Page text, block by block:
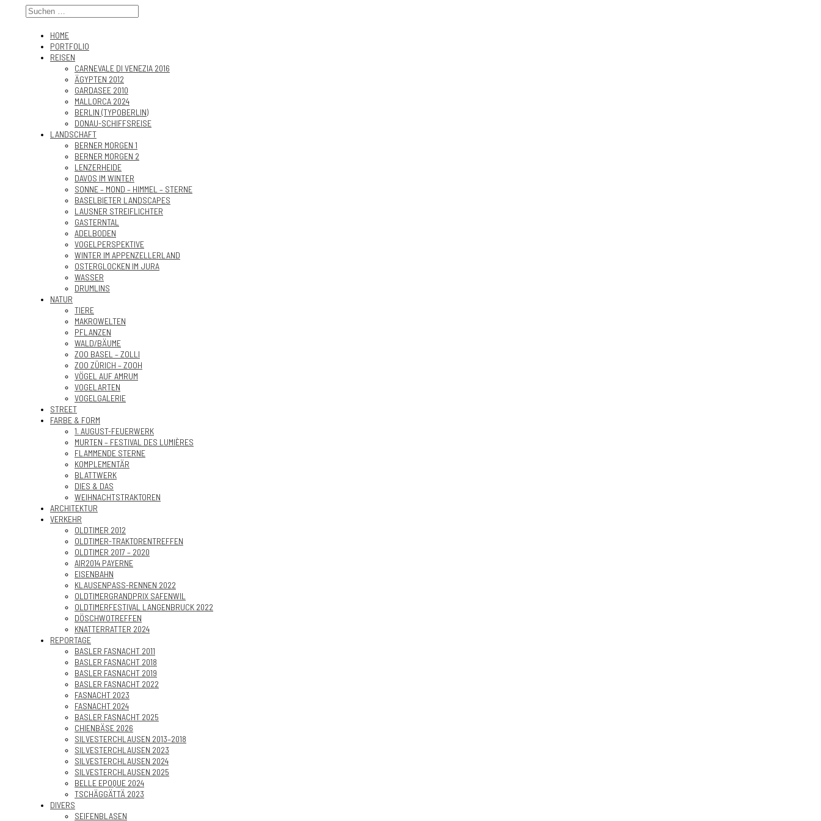
HOME
PORTFOLIO
REISEN
CARNEVALE DI VENEZIA 2016
ÄGYPTEN 2012
GARDASEE 2010
MALLORCA 2024
BERLIN (TYPOBERLIN)
DONAU-SCHIFFSREISE
LANDSCHAFT
BERNER MORGEN 1
BERNER MORGEN 2
LENZERHEIDE
DAVOS IM WINTER
SONNE – MOND – HIMMEL – STERNE
BASELBIETER LANDSCAPES
LAUSNER STREIFLICHTER
GASTERNTAL
ADELBODEN
VOGELPERSPEKTIVE
WINTER IM APPENZELLERLAND
OSTERGLOCKEN IM JURA
WASSER
DRUMLINS
NATUR
TIERE
MAKROWELTEN
PFLANZEN
WALD/BÄUME
ZOO BASEL – ZOLLI
ZOO ZÜRICH – ZOOH
VÖGEL AUF AMRUM
VOGELARTEN
VOGELGALERIE
STREET
FARBE & FORM
1. AUGUST-FEUERWERK
MURTEN – FESTIVAL DES LUMIÈRES
FLAMMENDE STERNE
KOMPLEMENTÄR
BLATTWERK
DIES & DAS
WEIHNACHTSTRAKTOREN
ARCHITEKTUR
VERKEHR
OLDTIMER 2012
OLDTIMER-TRAKTORENTREFFEN
OLDTIMER 2017 – 2020
AIR2014 PAYERNE
EISENBAHN
KLAUSENPASS-RENNEN 2022
OLDTIMERGRANDPRIX SAFENWIL
OLDTIMERFESTIVAL LANGENBRUCK 2022
DÖSCHWOTREFFEN
KNATTERRATTER 2024
REPORTAGE
BASLER FASNACHT 2011
BASLER FASNACHT 2018
BASLER FASNACHT 2019
BASLER FASNACHT 2022
FASNACHT 2023
FASNACHT 2024
BASLER FASNACHT 2025
CHIENBÄSE 2026
SILVESTERCHLAUSEN 2013–2018
SILVESTERCHLAUSEN 2023
SILVESTERCHLAUSEN 2024
SILVESTERCHLAUSEN 2025
BELLE EPOQUE 2024
TSCHÄGGÄTTÄ 2023
DIVERS
SEIFENBLASEN